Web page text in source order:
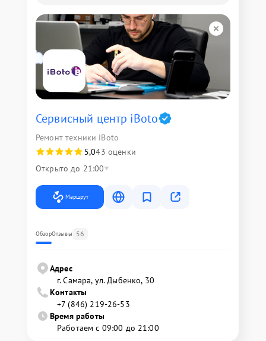
Сервисный центр iBoto
Ремонт техники iBoto
5,043 оценки
Открыто до 21:00
Маршрут
ОбзорОтзывы 56
Адрес
г. Самара, ул. Дыбенко, 30
Контакты
+7 (846) 219-26-53
Время работы
Работаем с 09:00 до 21:00